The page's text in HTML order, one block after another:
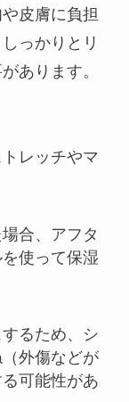
皮膚に負担
っかりとリ
あります。
レッチやマ
合、アフタ
使って保湿
るため、シ
外傷などが
可能性があ